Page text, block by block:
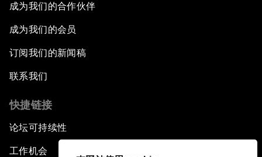
成为我们的合作伙伴
成为我们的会员
订阅我们的新闻稿
联系我们
快捷链接
论坛可持续性
工作机会